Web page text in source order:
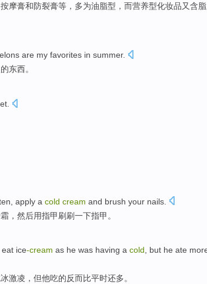
按摩膏和防裂膏等 ， 多为油脂型， 而营养型化妆品又含
are my favorites in summer.
的东西。
apply a cold cream and brush your nails
霜 ，然后用指甲刷刷一下指甲。
eat ice-cream as he was having a cold, but he ate
冰激凌 ， 但他吃的反而比平时还多。